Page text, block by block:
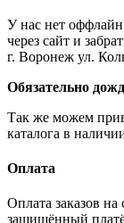
У нас нет
через сайт и
г. Воронеж ул.
Обязательно
Так же можем
каталога в
Оплата
Оплата заказов на
защищённый